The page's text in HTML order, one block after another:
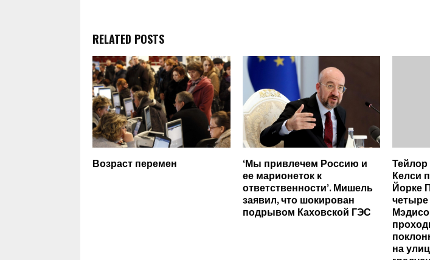
RELATED POSTS
Возраст перемен ‘Мы привлечем Россию и
ее марионеток к
ответственности’. Мишель
заявил, что шокирован
подрывом Каховской ГЭС
Келси
Йорке
на